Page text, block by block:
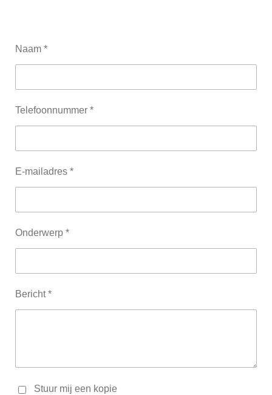
Naam *
Telefoonnummer *
E-mailadres *
Onderwerp *
Bericht *
Stuur mij een kopie